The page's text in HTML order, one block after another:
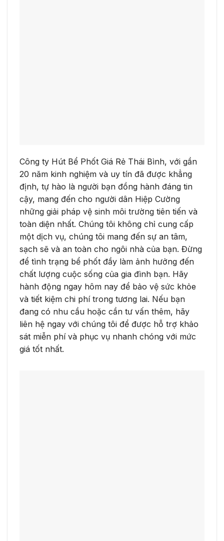
Công ty Hút Bể Phốt Giá Rẻ Thái Bình, với gần
20 năm kinh nghiệm và uy tín đã được khẳng
định, tự hào là người bạn đồng hành đáng tin
cậy, mang đến cho người dân Hiệp Cường
những giải pháp vệ sinh môi trường tiên tiến và
toàn diện nhất. Chúng tôi không chỉ cung cấp
một dịch vụ, chúng tôi mang đến sự an tâm,
sạch sẽ và an toàn cho ngôi nhà của bạn. Đừng
để tình trạng bể phốt đầy làm ảnh hưởng đến
chất lượng cuộc sống của gia đình bạn. Hãy
hành động ngay hôm nay để bảo vệ sức khỏe
và tiết kiệm chi phí trong tương lai. Nếu bạn
đang có nhu cầu hoặc cần tư vấn thêm, hãy
liên hệ ngay với chúng tôi để được hỗ trợ khảo
sát miễn phí và phục vụ nhanh chóng với mức
giá tốt nhất.